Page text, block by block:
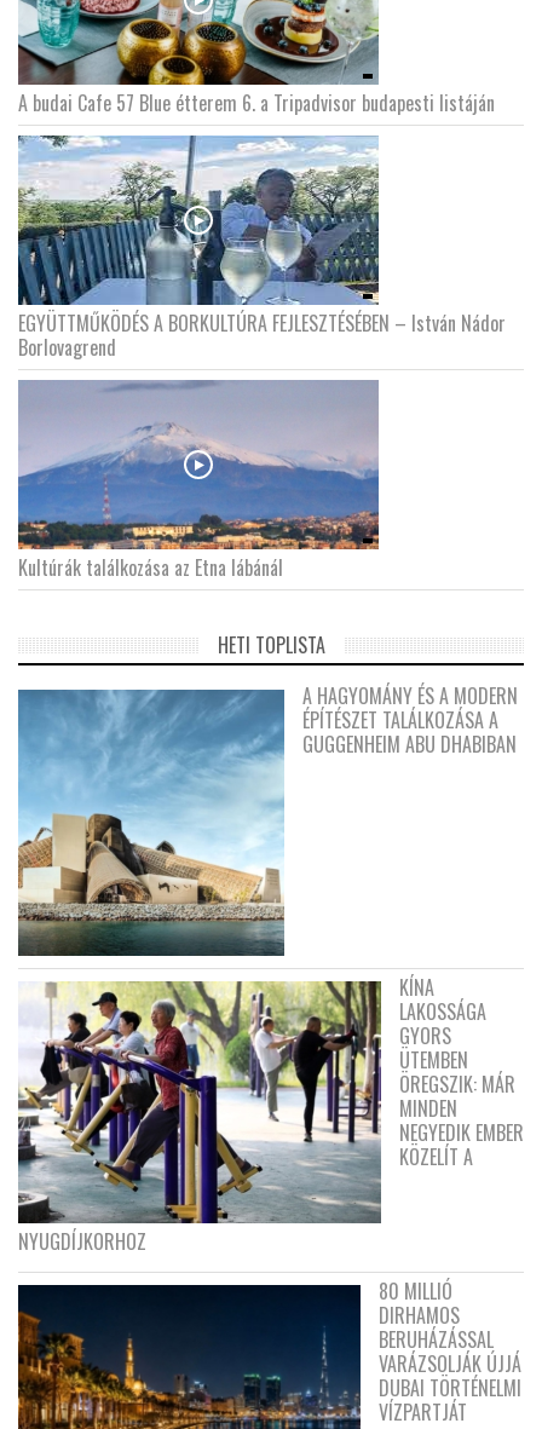
A budai Cafe 57 Blue étterem 6. a Tripadvisor budapesti listáján
EGYÜTTMŰKÖDÉS A BORKULTÚRA FEJLESZTÉSÉBEN – István Nádor
Borlovagrend
Kultúrák találkozása az Etna lábánál
HETI TOPLISTA
A HAGYOMÁNY ÉS A MODERN
ÉPÍTÉSZET TALÁLKOZÁSA A
GUGGENHEIM ABU DHABIBAN
KÍNA
LAKOSSÁGA
GYORS
ÜTEMBEN
ÖREGSZIK: MÁR
MINDEN
NEGYEDIK EMBER
KÖZELÍT A
NYUGDÍJKORHOZ
80 MILLIÓ
DIRHAMOS
BERUHÁZÁSSAL
VARÁZSOLJÁK ÚJJÁ
DUBAI TÖRTÉNELMI
VÍZPARTJÁT